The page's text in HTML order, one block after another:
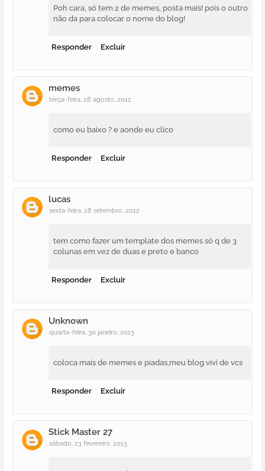
Poh cara, só tem 2 de memes, posta mais! pois o outro
não da para colocar o nome do blog!
Responder Excluir
memes
terça-feira, 28 agosto, 2012
como eu baixo ? e aonde eu clico
Responder Excluir
lucas
sexta-feira, 28 setembro, 2012
tem como fazer um template dos memes só q de 3
colunas em vez de duas e preto e banco
Responder Excluir
Unknown
quarta-feira, 30 janeiro, 2013
coloca mais de memes e piadas,meu blog vivi de vcs
Responder Excluir
Stick Master 27
sábado, 23 fevereiro, 2013